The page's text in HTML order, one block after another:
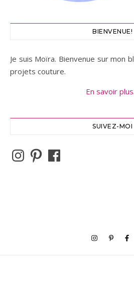
BIENVENUE!
Je suis Moïra. Bienvenue sur mon
projets couture.
En savoir
SUIVEZ-MOI
Instagram
PinterestFacebook